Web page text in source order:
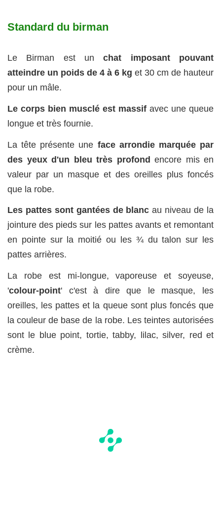
Standard du birman
Le Birman est unchat imposant pouvant
atteindre un poids de 4 à 6 kg et 30 cm de hauteur
pour un mâle.
Le corps bien musclé est massif avec une queue
longue et très fournie.
La tête présente une face arrondie marquée par
des yeux d'un bleu très profond encore mis en
valeur par un masque et des oreilles plus foncés
que la robe.
Les pattes sont gantées de blanc au niveau de la
jointure des pieds sur les pattes avants et remontant
en pointe sur la moitié ou les ¾ du talon sur les
pattes arrières.
La robe est mi-longue, vaporeuse et soyeuse,
'colour-point' c'est à dire que le masque, les
oreilles, les pattes et la queue sont plus foncés que
la couleur de base de la robe. Les teintes autorisées
sont le blue point, tortie, tabby, lilac, silver, red et
crème.